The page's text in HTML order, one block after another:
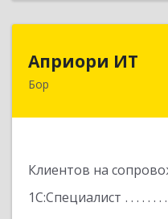
Априори ИТ
Бор
Клиентов на
1С:Специалист
606446,